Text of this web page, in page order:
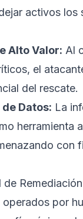
activos los
Alto Valor: Al
el
del rescate.
Datos: La
herramienta
con
de Remediación
operados por